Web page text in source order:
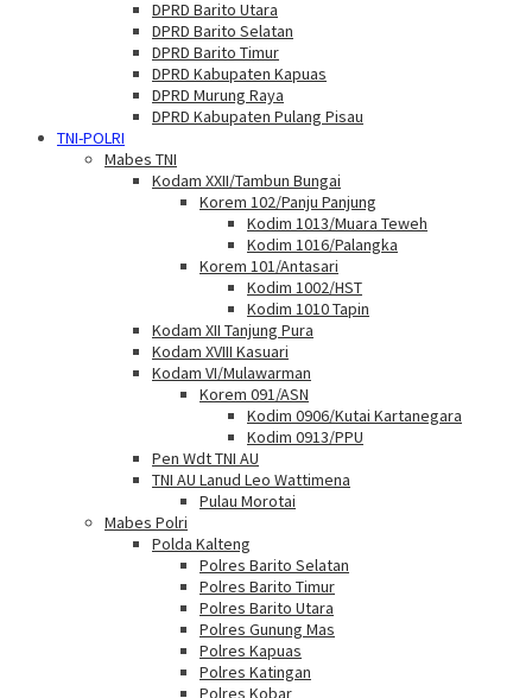
DPRD Barito Utara
DPRD Barito Selatan
DPRD Barito Timur
DPRD Kabupaten Kapuas
DPRD Murung Raya
DPRD Kabupaten Pulang Pisau
TNI-POLRI
Mabes TNI
Kodam XXII/Tambun Bungai
Korem 102/Panju Panjung
Kodim 1013/Muara Teweh
Kodim 1016/Palangka
Korem 101/Antasari
Kodim 1002/HST
Kodim 1010 Tapin
Kodam XII Tanjung Pura
Kodam XVIII Kasuari
Kodam VI/Mulawarman
Korem 091/ASN
Kodim 0906/Kutai Kartanegara
Kodim 0913/PPU
Pen Wdt TNI AU
TNI AU Lanud Leo Wattimena
Pulau Morotai
Mabes Polri
Polda Kalteng
Polres Barito Selatan
Polres Barito Timur
Polres Barito Utara
Polres Gunung Mas
Polres Kapuas
Polres Katingan
Polres Kobar